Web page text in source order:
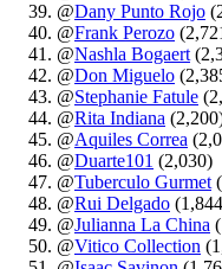
@Dany Punto Rojo
@Frank Perozo
@Nashla Bogaert
@Don Miguelo
@Stephanie Fatule
@Rita Indiana
@Aquiles Correa
@Duarte101 (2,030)
@Tuberculo Gurmet
@Rui Delgado
@Julianna La China
@Vitico Collection